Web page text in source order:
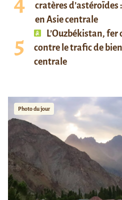
cratères d’astéroïdes
en Asie centrale
L’Ouzbékistan,
contre le trafic de
centrale
Photo du jour